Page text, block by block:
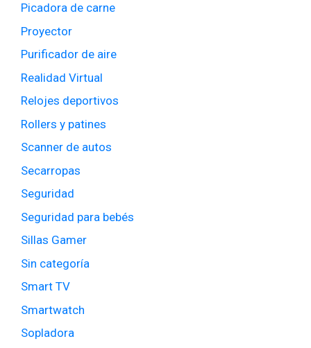
Picadora de carne
Proyector
Purificador de aire
Realidad Virtual
Relojes deportivos
Rollers y patines
Scanner de autos
Secarropas
Seguridad
Seguridad para bebés
Sillas Gamer
Sin categoría
Smart TV
Smartwatch
Sopladora